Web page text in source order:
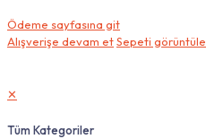
Ödeme sayfasına git
Alışverişe devam etSepeti görüntüle
✕
Tüm Kategoriler